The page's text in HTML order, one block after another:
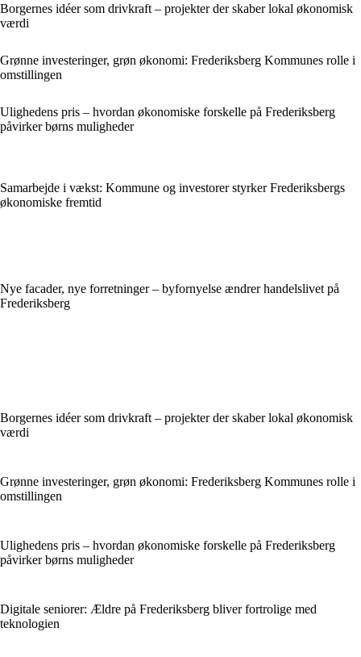
Borgernes idéer som drivkraft – projekter der skaber lokal økonomisk
værdi
Grønne investeringer, grøn økonomi: Frederiksberg Kommunes rolle i
omstillingen
Ulighedens pris – hvordan økonomiske forskelle på Frederiksberg
påvirker børns muligheder
Samarbejde i vækst: Kommune og investorer styrker Frederiksbergs
økonomiske fremtid
Nye facader, nye forretninger – byfornyelse ændrer handelslivet på
Frederiksberg
Borgernes idéer som drivkraft – projekter der skaber lokal økonomisk
værdi
Grønne investeringer, grøn økonomi: Frederiksberg Kommunes rolle i
omstillingen
Ulighedens pris – hvordan økonomiske forskelle på Frederiksberg
påvirker børns muligheder
Digitale seniorer: Ældre på Frederiksberg bliver fortrolige med
teknologien